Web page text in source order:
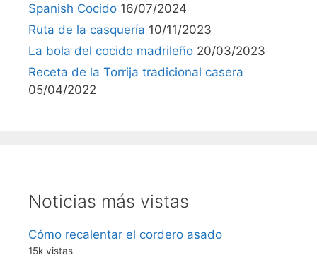
Spanish Cocido 16/07/2024
Ruta de la casquería 10/11/2023
La bola del cocido madrileño 20/03/2023
Receta de la Torrija tradicional casera
05/04/2022
Noticias más vistas
Cómo recalentar el cordero asado
15k vistas